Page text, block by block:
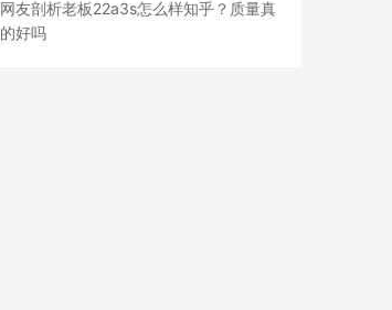
网友剖析老板22a3s怎么样知乎？质量真
的好吗